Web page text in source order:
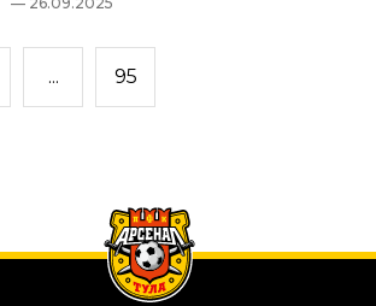
... 95